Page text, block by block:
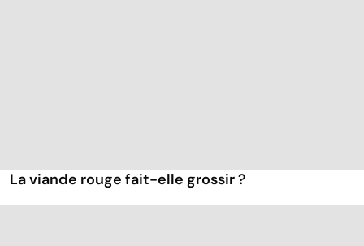
La viande rouge fait-elle grossir ?